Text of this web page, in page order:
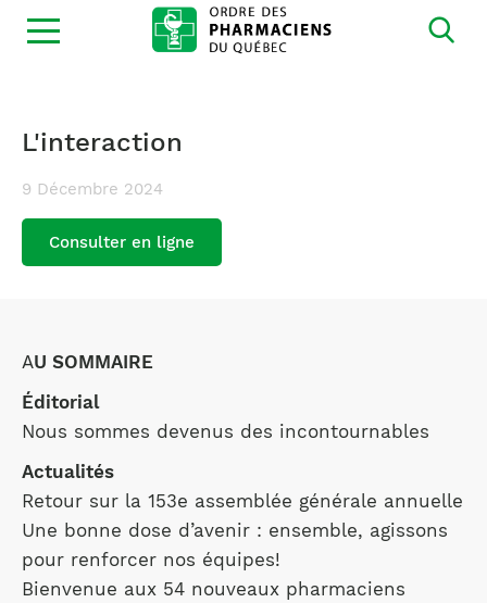
Ouvrir
la
L'interaction
9 Décembre 2024
Consulter en ligne
AU SOMMAIRE
Éditorial
Nous sommes devenus des incontournables
Actualités
Retour sur la 153e assemblée générale annuelle
Une bonne dose d’avenir : ensemble, agissons
pour renforcer nos équipes!
Bienvenue aux 54 nouveaux pharmaciens